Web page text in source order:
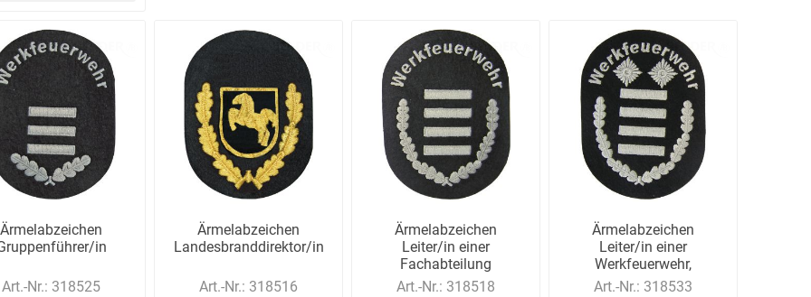
contradis
Möbelsysteme
CRANE® Der Klassiker Der Klassiker DermaPurge
Renne
Schumacher
Dr. Sthamer
Ärmelabzeichen
in
Art.-Nr.: 318525
Ärmelabzeichen
Landesbranddirektor/in
Art.-Nr.: 318516
Ärmelabzeichen
Leiter/in einer
Fachabteilung
Art.-Nr.: 318518
Ärmelabzeichen
Leiter/in einer
Werkfeuerwehr,
Gehobener Dienst
Art.-Nr.: 318533